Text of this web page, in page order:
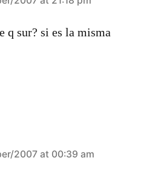
q sur? si es la misma
2007 at 00:39 am